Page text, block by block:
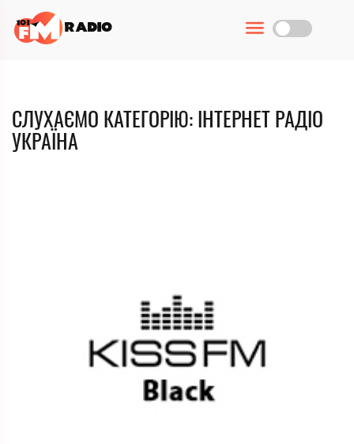
СЛУХАЄМО КАТЕГОРІЮ: ІНТЕРНЕТ РАДІО
УКРАЇНА